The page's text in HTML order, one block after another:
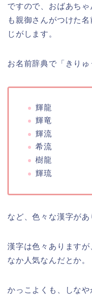
ですので、おばあち
も親御さんがつけた
じがします。
お名前辞典で「きり
輝龍
輝竜
輝流
希流
樹龍
輝琉
など、色々な漢字があ
漢字は色々あります
なか人気なんだとか。
かっこよくも、しなや